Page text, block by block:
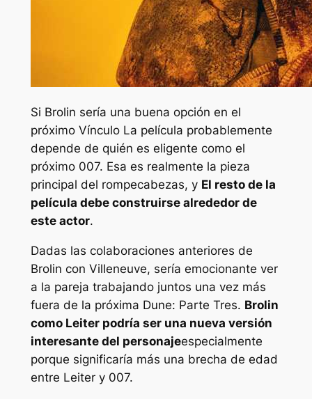
Si Brolin sería una buena opción en el
próximo VínculoLa película probablemente
depende de quién es eligente como el
próximo 007. Esa es realmente la pieza
principal del rompecabezas, y El resto de la
película debe construirse alrededor de
este actor.
Dadas las colaboraciones anteriores de
Brolin con Villeneuve, sería emocionante ver
a la pareja trabajando juntos una vez más
fuera de la próxima Dune: Parte Tres. Brolin
como Leiter podría ser una nueva versión
interesante del personajeespecialmente
porque significaría más una brecha de edad
entre Leiter y 007.